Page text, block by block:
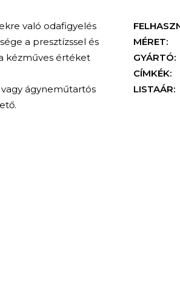
való odafigyelés
a presztízssel és
kézműves értéket
ágyneműtartós
MÉRET:
GYÁRTÓ:
CÍMKÉK:
LISTAÁR: